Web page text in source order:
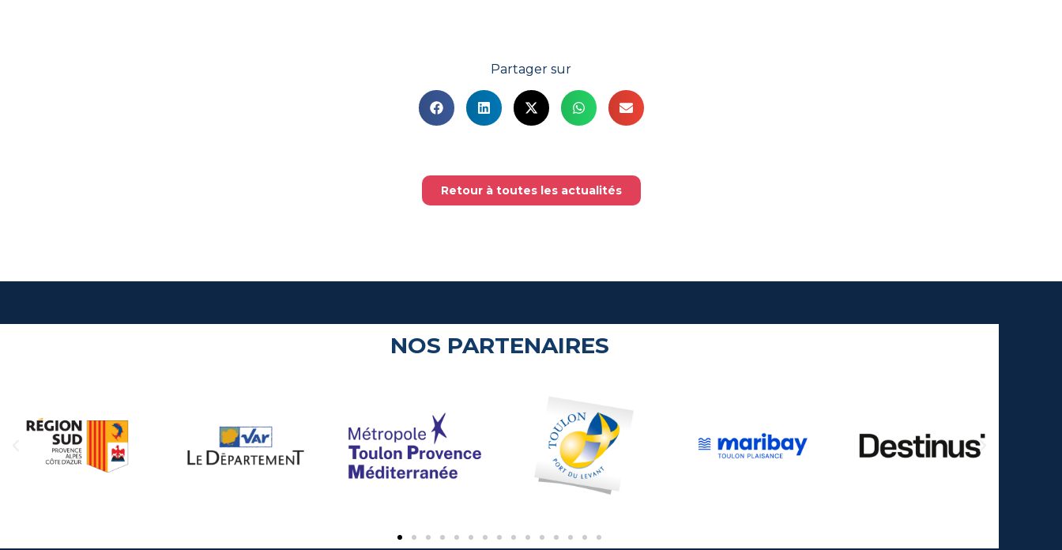
Partager sur
Retour à toutes les actualités
NOS PARTENAIRES